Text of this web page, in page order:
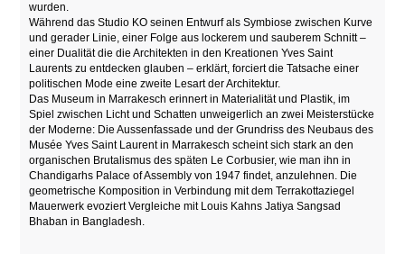
wurden.
Während das Studio KO seinen Entwurf als Symbiose zwischen Kurve
und gerader Linie, einer Folge aus lockerem und sauberem Schnitt –
einer Dualität die die Architekten in den Kreationen Yves Saint
Laurents zu entdecken glauben – erklärt, forciert die Tatsache einer
politischen Mode eine zweite Lesart der Architektur.
Das Museum in Marrakesch erinnert in Materialität und Plastik, im
Spiel zwischen Licht und Schatten unweigerlich an zwei Meisterstücke
der Moderne: Die Aussenfassade und der Grundriss des Neubaus des
Musée Yves Saint Laurent in Marrakesch scheint sich stark an den
organischen Brutalismus des späten Le Corbusier, wie man ihn in
Chandigarhs Palace of Assembly von 1947 findet, anzulehnen. Die
geometrische Komposition in Verbindung mit dem Terrakottaziegel
Mauerwerk evoziert Vergleiche mit Louis Kahns Jatiya Sangsad
Bhaban in Bangladesh.